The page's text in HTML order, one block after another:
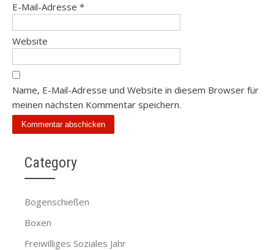
E-Mail-Adresse *
Website
Name, E-Mail-Adresse und Website in diesem Browser für
meinen nächsten Kommentar speichern.
Category
Bogenschießen
Boxen
Freiwilliges Soziales Jahr